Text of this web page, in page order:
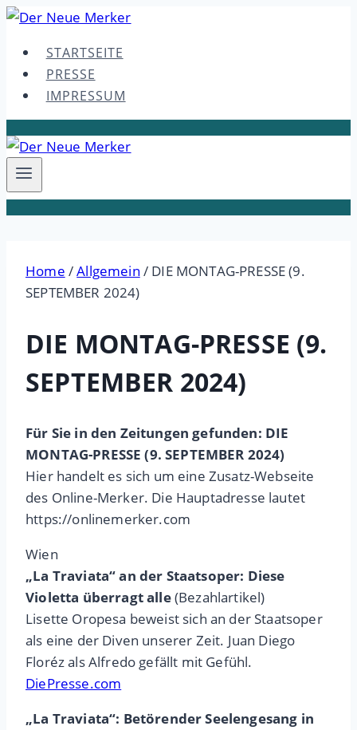
Skip
contentSTARTSEITE
PRESSE
IMPRESSUM
Home /Allgemein / DIE MONTAG-PRESSE (9.
SEPTEMBER 2024)
DIE MONTAG-PRESSE (9.
SEPTEMBER 2024)
Für Sie in den Zeitungen gefunden: DIE
MONTAG-PRESSE (9. SEPTEMBER 2024)
Hier handelt es sich um eine Zusatz-Webseite
des Online-Merker. Die Hauptadresse lautet
https://onlinemerker.com
Wien
„La Traviata“ an der Staatsoper: Diese
Violetta überragt alle(Bezahlartikel)
Lisette Oropesa beweist sich an der Staatsoper
als eine der Diven unserer Zeit. Juan Diego
Floréz als Alfredo gefällt mit Gefühl.
DiePresse.com
„La Traviata“: Betörender Seelengesang in